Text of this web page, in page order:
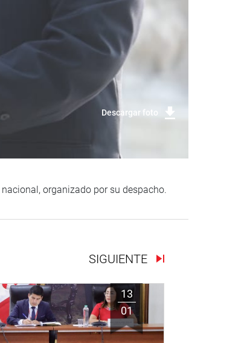
Descargar foto
organizado por su despacho.
SIGUIENTE
13
01